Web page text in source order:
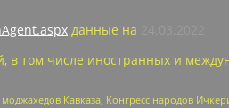
данные на
том числе иностранных и
Кавказа, Конгресс народов